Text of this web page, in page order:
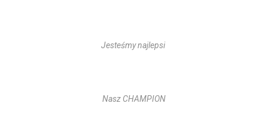
Jesteśmy najlepsi
Nasz CHAMPION